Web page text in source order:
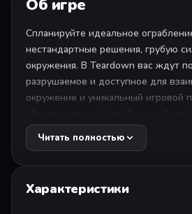
Об игре
Спланируйте идеальное
нестандартные решения, грубую
окружения. В Teardown вас ждут
разрушаемое и доступное для
окружение и уникальный игровой
Взрывайте или тараньте стены,
плавающие объекты, чтобы
Читать полностью
Характеристики